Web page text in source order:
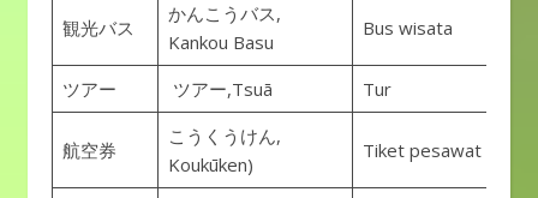
観光バス
かんこうバス,
Kankou Basu
Bus wisata
ツアー ツアー,Tsuā Tur
航空券
こうくうけん,
Koukūken)
Tiket pesawat